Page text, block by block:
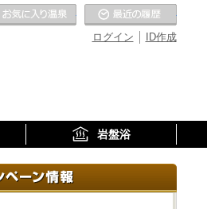
ID作成
ログイン
お気に入りの温泉
岩盤浴